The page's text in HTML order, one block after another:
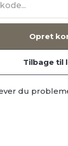
Opret
Tilbage til
du